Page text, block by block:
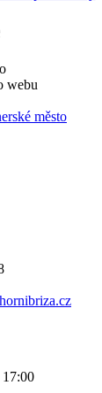
webu
město